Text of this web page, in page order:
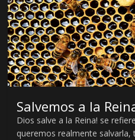
Salvemos a la
Dios salve a la Reina! se
queremos realmente salvarla,